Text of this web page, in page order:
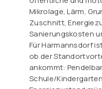
Mikrolage, Lärm,
Zuschnitt,
Sanierungskosten
Für Harmannsdorf
ob der
ankommt:
Schule/